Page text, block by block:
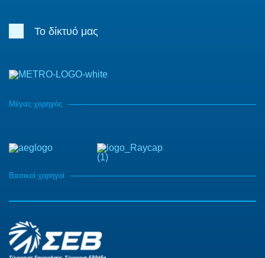
Το δίκτυό μας
Μέγας χορηγός
Βασικοί χορηγοί